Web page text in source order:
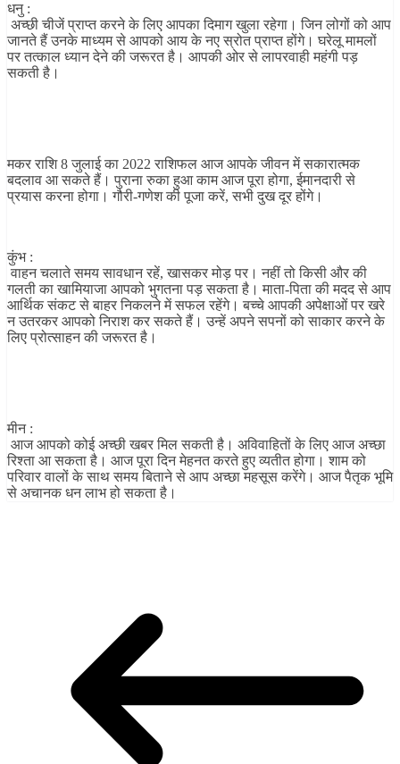
धनु :
अच्छी चीजें प्राप्त करने के लिए आपका दिमाग खुला रहेगा। जिन लोगों को आप
जानते हैं उनके माध्यम से आपको आय के नए स्रोत प्राप्त होंगे। घरेलू मामलों
पर तत्काल ध्यान देने की जरूरत है। आपकी ओर से लापरवाही महंगी पड़
सकती है।
मकर राशि 8 जुलाई का 2022 राशिफल आज आपके जीवन में सकारात्मक
बदलाव आ सकते हैं। पुराना रुका हुआ काम आज पूरा होगा, ईमानदारी से
प्रयास करना होगा। गौरी-गणेश की पूजा करें, सभी दुख दूर होंगे।
कुंभ :
वाहन चलाते समय सावधान रहें, खासकर मोड़ पर। नहीं तो किसी और की
गलती का खामियाजा आपको भुगतना पड़ सकता है। माता-पिता की मदद से आप
आर्थिक संकट से बाहर निकलने में सफल रहेंगे। बच्चे आपकी अपेक्षाओं पर खरे
न उतरकर आपको निराश कर सकते हैं। उन्हें अपने सपनों को साकार करने के
लिए प्रोत्साहन की जरूरत है।
मीन :
आज आपको कोई अच्छी खबर मिल सकती है। अविवाहितों के लिए आज अच्छा
रिश्ता आ सकता है। आज पूरा दिन मेहनत करते हुए व्यतीत होगा। शाम को
परिवार वालों के साथ समय बिताने से आप अच्छा महसूस करेंगे। आज पैतृक भूमि
से अचानक धन लाभ हो सकता है।